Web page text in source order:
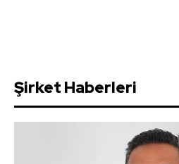
Şirket Haberleri